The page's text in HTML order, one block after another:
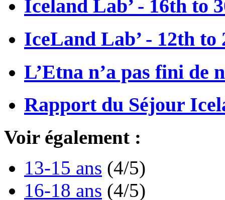
Iceland Lab’ - 16th to
IceLand Lab’ - 12th to
L’Etna n’a pas fini de
Rapport du Séjour
Voir également :
13-15 ans (4/5)
16-18 ans (4/5)